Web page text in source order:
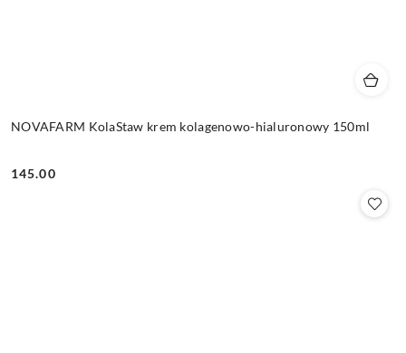
NOVAFARM KolaStaw krem kolagenowo-hialuronowy 150ml
Cena:
145.00